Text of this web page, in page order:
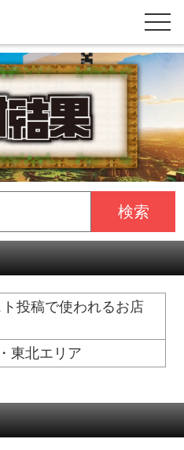
検索
投稿で使われるお店
東北エリア